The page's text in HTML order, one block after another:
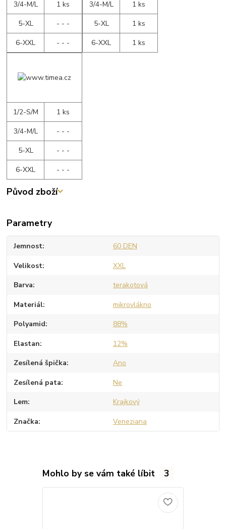
3/4-M/L
1 ks
5-XL
- - -
6-XXL
- - -
3/4-M/L
1 ks
5-XL
1 ks
6-XXL
1 ks
1/2-S/M
1 ks
3/4-M/L
- - -
5-XL
- - -
6-XXL
- - -
Původ zboží
Parametry
Jemnost 60 DEN
Velikost XXL
Barva terakotová
Materiál mikrovlákno
Polyamid 88%
Elastan 12%
Zesílená špička Ano
Zesílená pata Ne
Lem Krajkový
Značka Veneziana
Mohlo by se vám také líbit 3